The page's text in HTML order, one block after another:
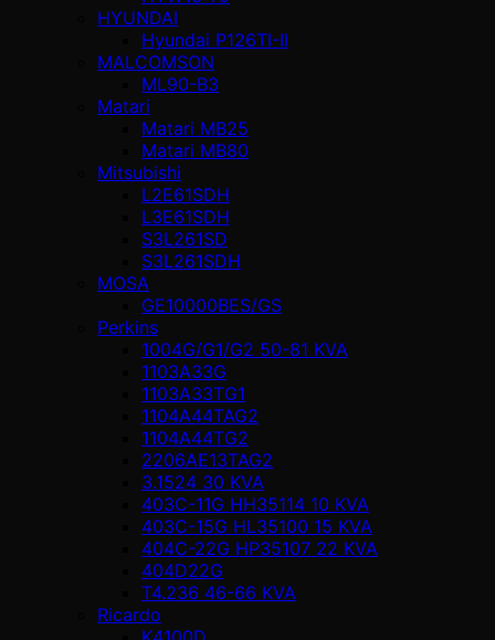
HYUNDAI
Hyundai P126TI-II
MALCOMSON
ML90-B3
Matari
Matari MB25
Matari MB80
Mitsubishi
L2E61SDH
L3E61SDH
S3L261SD
S3L261SDH
MOSA
GE10000BES/GS
Perkins
1004G/G1/G2 50-81 KVA
1103A33G
1103A33TG1
1104A44TAG2
1104A44TG2
2206AE13TAG2
3.1524 30 KVA
403C-11G HH35114 10 KVA
403C-15G HL35100 15 KVA
404C-22G HP35107 22 KVA
404D22G
T4.236 46-66 KVA
Ricardo